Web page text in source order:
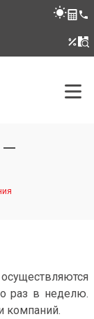
—
раз в неделю.
компаний.